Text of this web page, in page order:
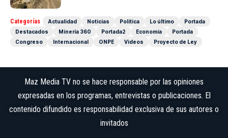
Categorías Actualidad Noticias Política Lo último
Portada
Destacados
Minería 360 Portada2 Economía
Portada
Congreso
Internacional ONPE Videos Proyecto de Ley
Maz Media TV no se hace responsable por las opiniones
expresadas en los programas, entrevistas o publicaciones. El
contenido difundido es responsabilidad exclusiva de sus autores o
invitados